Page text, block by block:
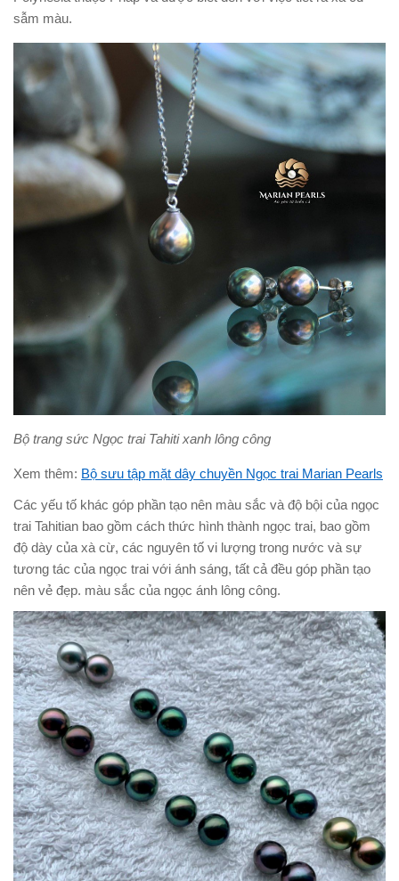
sẫm màu.
Bộ trang sức Ngọc trai Tahiti xanh lông công
Xem thêm: Bộ sưu tập mặt dây chuyền Ngọc trai Marian Pearls
Các yếu tố khác góp phần tạo nên màu sắc và độ bội của ngọc
trai Tahitian bao gồm cách thức hình thành ngọc trai, bao gồm
độ dày của xà cừ, các nguyên tố vi lượng trong nước và sự
tương tác của ngọc trai với ánh sáng, tất cả đều góp phần tạo
nên vẻ đẹp. màu sắc của ngọc ánh lông công.